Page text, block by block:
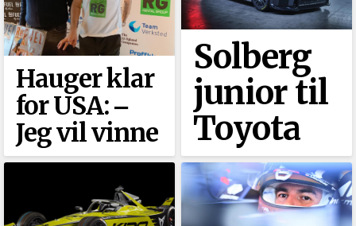
Hauger klar
for USA: ‒
Jeg vil vinne
Solberg
junior til
Toyota